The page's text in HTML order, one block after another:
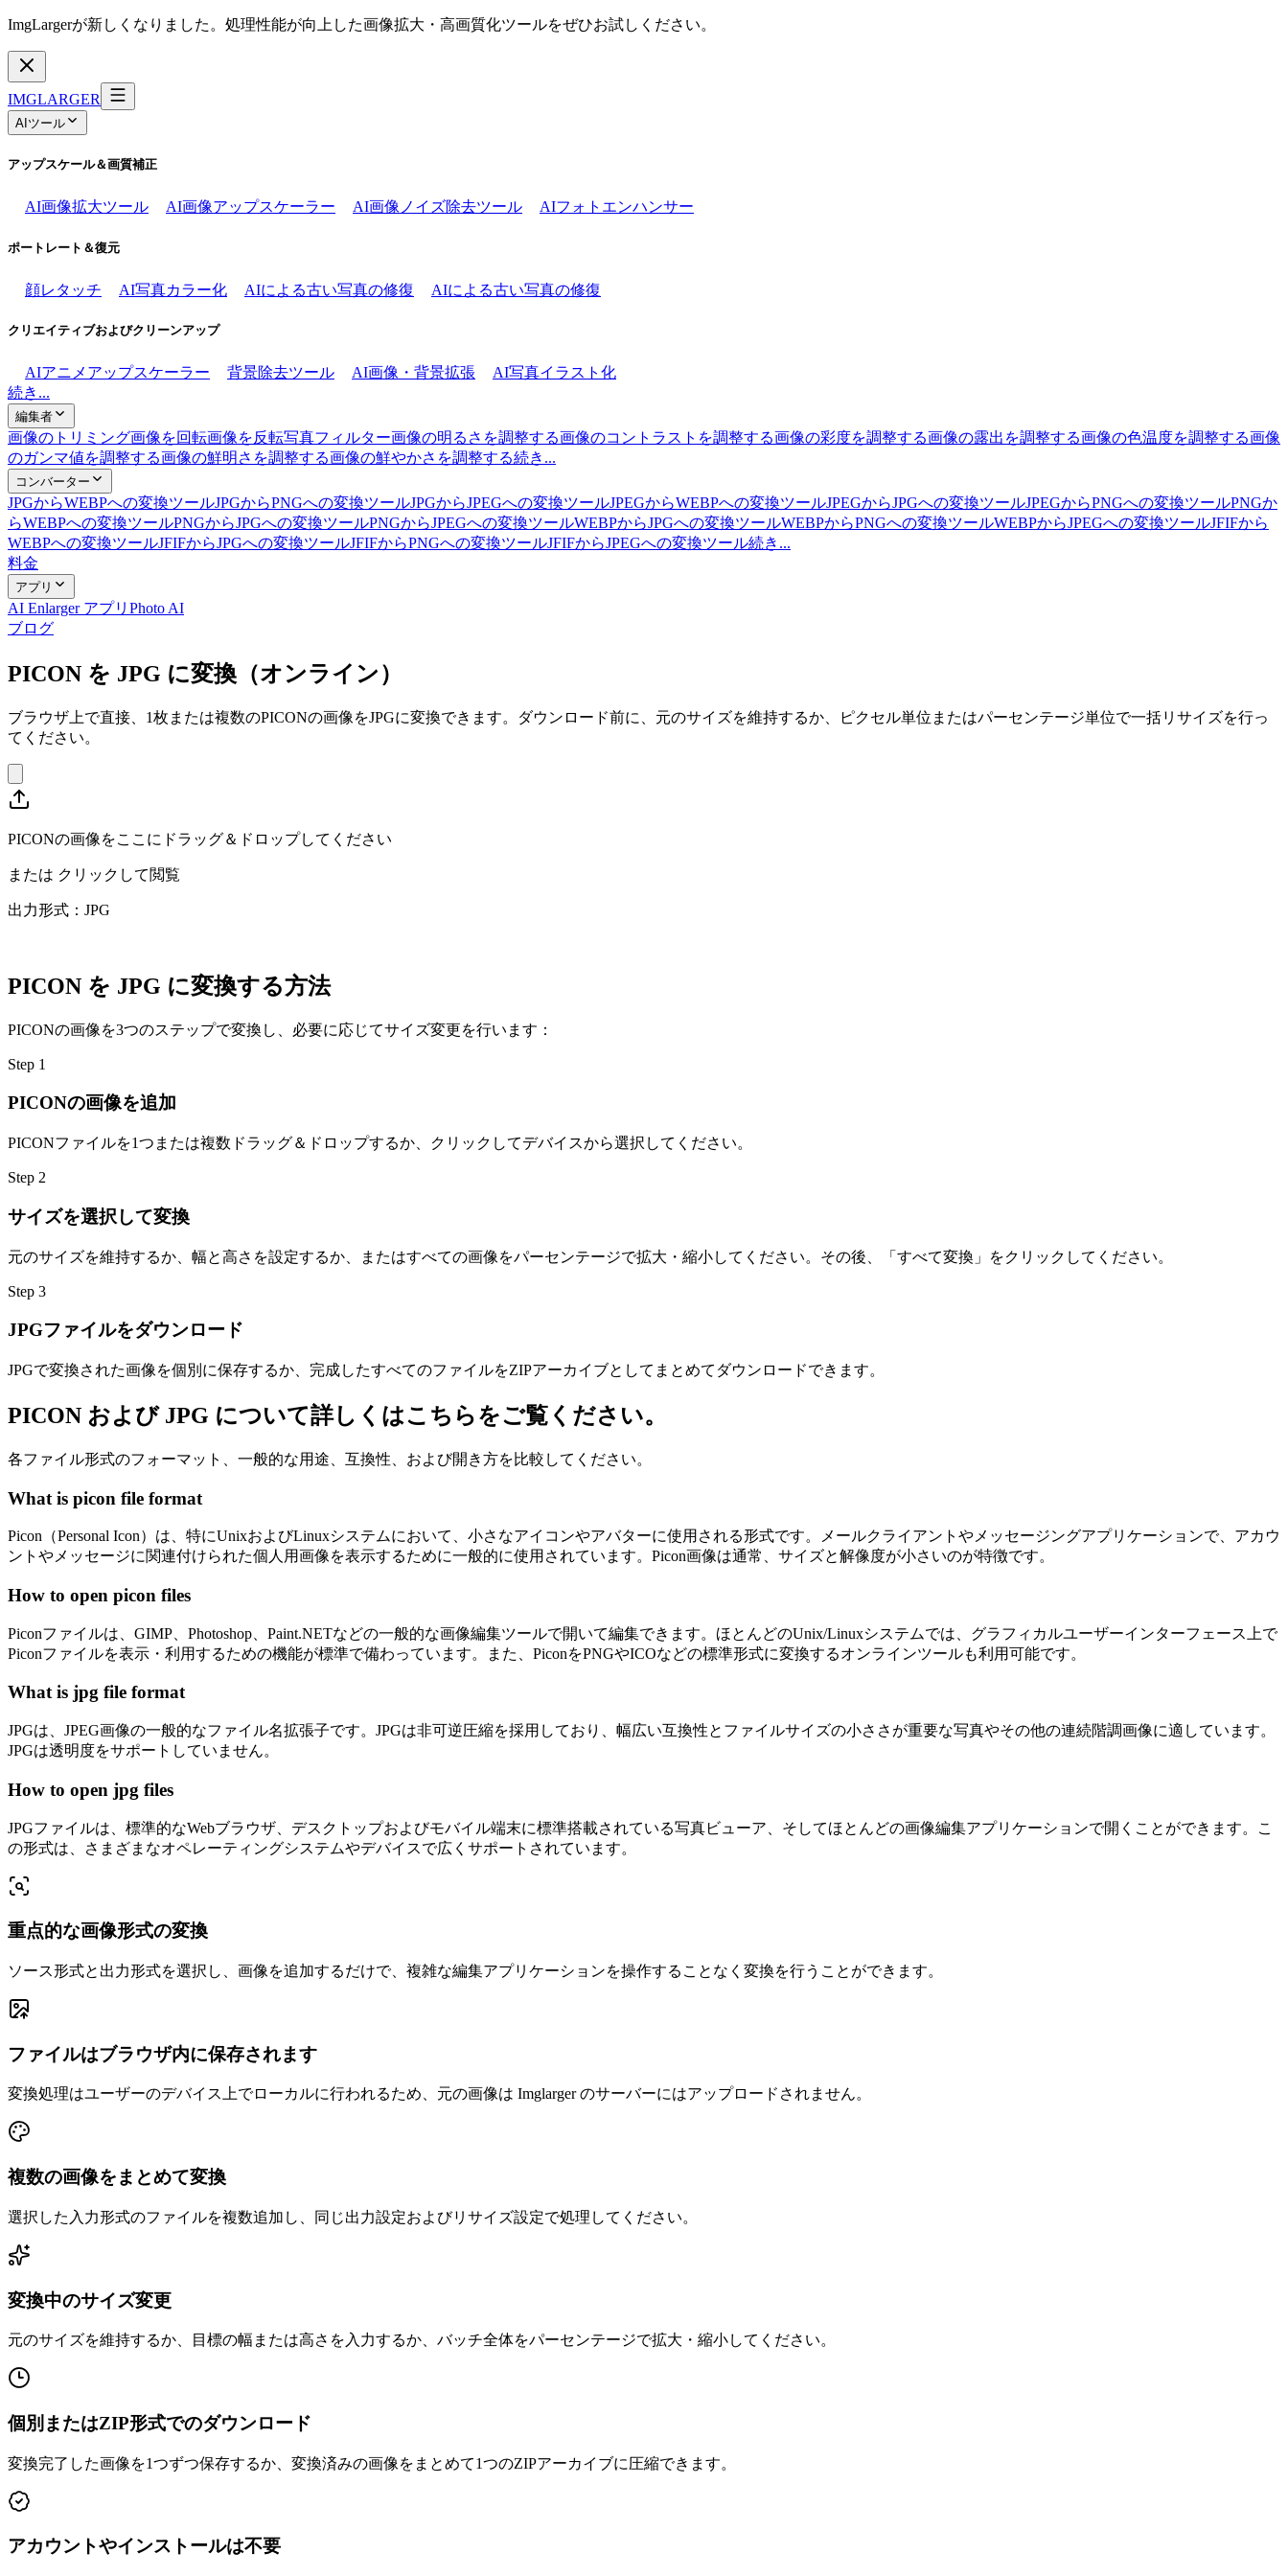
ImgLargerが新しくなりました。処理性能が向上した画像拡大・高画質化ツールをぜひお試しください。
IMGLARGER
AIツール
アップスケール＆画質補正
AI画像拡大ツール AI画像アップスケーラー AI画像ノイズ除去ツール AIフォトエンハンサー
ポートレート＆復元
顔レタッチ AI写真カラー化 AIによる古い写真の修復 AIによる古い写真の修復
クリエイティブおよびクリーンアップ
AIアニメアップスケーラー 背景除去ツール AI画像・背景拡張
AI写真イラスト化
続き...
編集者
画像のトリミング画像を回転画像を反転写真フィルター画像の明るさを調整する画像のコントラストを調整する画像の彩度を調整する画像の露出を調整する画像の色温度を調整する画像
のガンマ値を調整する画像の鮮明さを調整する画像の鮮やかさを調整する続き...
コンバーター
JPGからWEBPへの変換ツールJPGからPNGへの変換ツールJPGからJPEGへの変換ツールJPEGからWEBPへの変換ツールJPEGからJPGへの変換ツールJPEGからPNGへの変換ツールPNGか
らWEBPへの変換ツールPNGからJPGへの変換ツールPNGからJPEGへの変換ツールWEBPからJPGへの変換ツールWEBPからPNGへの変換ツールWEBPからJPEGへの変換ツールJFIFから
WEBPへの変換ツールJFIFからJPGへの変換ツールJFIFからPNGへの変換ツールJFIFからJPEGへの変換ツール続き...
料金
アプリ
AI Enlarger アプリ Photo AI
ブログ
PICON を JPG に変換（オンライン）
ブラウザ上で直接、1枚または複数のPICONの画像をJPGに変換できます。ダウンロード前に、元のサイズを維持するか、ピクセル単位またはパーセンテージ単位で一括リサイズを行っ
てください。
PICONの画像をここにドラッグ＆ドロップしてください
または クリックして閲覧
出力形式：JPG
PICON を JPG に変換する方法
PICONの画像を3つのステップで変換し、必要に応じてサイズ変更を行います：
Step 1
PICONの画像を追加
PICONファイルを1つまたは複数ドラッグ＆ドロップするか、クリックしてデバイスから選択してください。
Step 2
サイズを選択して変換
元のサイズを維持するか、幅と高さを設定するか、またはすべての画像をパーセンテージで拡大・縮小してください。その後、「すべて変換」をクリックしてください。
Step 3
JPGファイルをダウンロード
JPGで変換された画像を個別に保存するか、完成したすべてのファイルをZIPアーカイブとしてまとめてダウンロードできます。
PICON および JPG について詳しくはこちらをご覧ください。
各ファイル形式のフォーマット、一般的な用途、互換性、および開き方を比較してください。
What is picon file format
Picon（Personal Icon）は、特にUnixおよびLinuxシステムにおいて、小さなアイコンやアバターに使用される形式です。メールクライアントやメッセージングアプリケーションで、アカウ
ントやメッセージに関連付けられた個人用画像を表示するために一般的に使用されています。Picon画像は通常、サイズと解像度が小さいのが特徴です。
How to open picon files
Piconファイルは、GIMP、Photoshop、Paint.NETなどの一般的な画像編集ツールで開いて編集できます。ほとんどのUnix/Linuxシステムでは、グラフィカルユーザーインターフェース上で
Piconファイルを表示・利用するための機能が標準で備わっています。また、PiconをPNGやICOなどの標準形式に変換するオンラインツールも利用可能です。
What is jpg file format
JPGは、JPEG画像の一般的なファイル名拡張子です。JPGは非可逆圧縮を採用しており、幅広い互換性とファイルサイズの小ささが重要な写真やその他の連続階調画像に適しています。
JPGは透明度をサポートしていません。
How to open jpg files
JPGファイルは、標準的なWebブラウザ、デスクトップおよびモバイル端末に標準搭載されている写真ビューア、そしてほとんどの画像編集アプリケーションで開くことができます。こ
の形式は、さまざまなオペレーティングシステムやデバイスで広くサポートされています。
重点的な画像形式の変換
ソース形式と出力形式を選択し、画像を追加するだけで、複雑な編集アプリケーションを操作することなく変換を行うことができます。
ファイルはブラウザ内に保存されます
変換処理はユーザーのデバイス上でローカルに行われるため、元の画像は Imglarger のサーバーにはアップロードされません。
複数の画像をまとめて変換
選択した入力形式のファイルを複数追加し、同じ出力設定およびリサイズ設定で処理してください。
変換中のサイズ変更
元のサイズを維持するか、目標の幅または高さを入力するか、バッチ全体をパーセンテージで拡大・縮小してください。
個別またはZIP形式でのダウンロード
変換完了した画像を1つずつ保存するか、変換済みの画像をまとめて1つのZIPアーカイブに圧縮できます。
アカウントやインストールは不要